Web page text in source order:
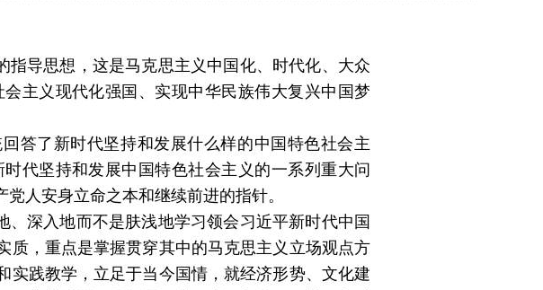
导思想，这是马克思主义中国化、时代化、大众
主义现代化强国、实现中华民族伟大复兴中国梦
答了新时代坚持和发展什么样的中国特色社会主
代坚持和发展中国特色社会主义的一系列重大问
人安身立命之本和继续前进的指针。
深入地而不是肤浅地学习领会习近平新时代中国
质，重点是掌握贯穿其中的马克思主义立场观点方
践教学，立足于当今国情，就经济形势、文化建